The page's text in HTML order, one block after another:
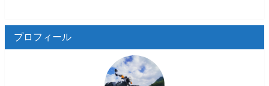
プロフィール